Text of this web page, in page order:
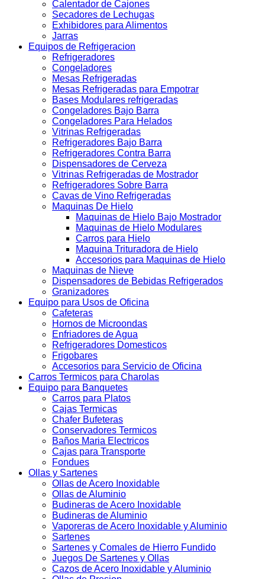
Calentador de Cajones
Secadores de Lechugas
Exhibidores para Alimentos
Jarras
Equipos de Refrigeracion
Refrigeradores
Congeladores
Mesas Refrigeradas
Mesas Refrigeradas para Empotrar
Bases Modulares refrigeradas
Congeladores Bajo Barra
Congeladores Para Helados
Vitrinas Refrigeradas
Refrigeradores Bajo Barra
Refrigeradores Contra Barra
Dispensadores de Cerveza
Vitrinas Refrigeradas de Mostrador
Refrigeradores Sobre Barra
Cavas de Vino Refrigeradas
Maquinas De Hielo
Maquinas de Hielo Bajo Mostrador
Maquinas de Hielo Modulares
Carros para Hielo
Maquina Trituradora de Hielo
Accesorios para Maquinas de Hielo
Maquinas de Nieve
Dispensadores de Bebidas Refrigerados
Granizadores
Equipo para Usos de Oficina
Cafeteras
Hornos de Microondas
Enfriadores de Agua
Refrigeradores Domesticos
Frigobares
Accesorios para Servicio de Oficina
Carros Termicos para Charolas
Equipo para Banquetes
Carros para Platos
Cajas Termicas
Chafer Bufeteras
Conservadores Termicos
Baños Maria Electricos
Cajas para Transporte
Fondues
Ollas y Sartenes
Ollas de Acero Inoxidable
Ollas de Aluminio
Budineras de Acero Inoxidable
Budineras de Aluminio
Vaporeras de Acero Inoxidable y Aluminio
Sartenes
Sartenes y Comales de Hierro Fundido
Juegos De Sartenes y Ollas
Cazos de Acero Inoxidable y Aluminio